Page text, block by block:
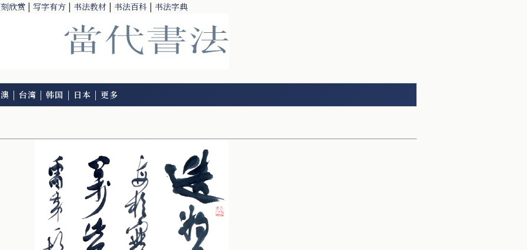
欣赏 | 写字有方 | 书法教材 | 书法百科 | 书法字典
| 台湾 |韩国 | 日本 | 更多